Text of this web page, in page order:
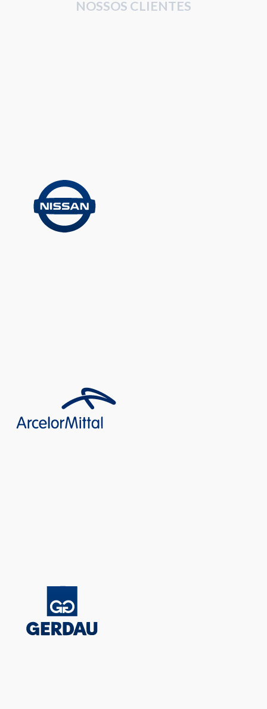
NOSSOS CLIENTES